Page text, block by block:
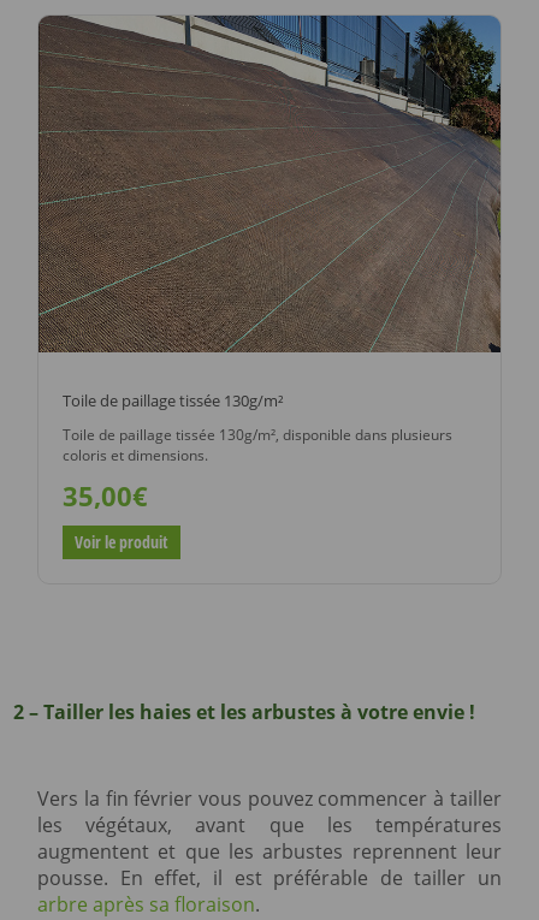
Toile de paillage tissée 130g/m²
Toile de paillage tissée 130g/m², disponible dans plusieurs
coloris et dimensions.
35,00€
Voir le produit
2 – Tailler les haies et les arbustes à votre envie !
Vers la fin février vous pouvez commencer à tailler
les végétaux, avant que les températures
augmentent et que les arbustes reprennent leur
pousse. En effet, il est préférable de tailler un
arbre après sa floraison.